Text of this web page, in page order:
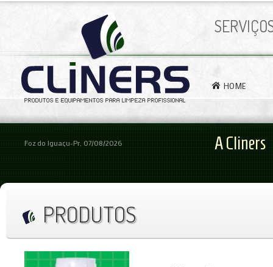
HOME
Foz do Iguaçu-Pr, 07/08/2026 A Cliners
PRODUTOS